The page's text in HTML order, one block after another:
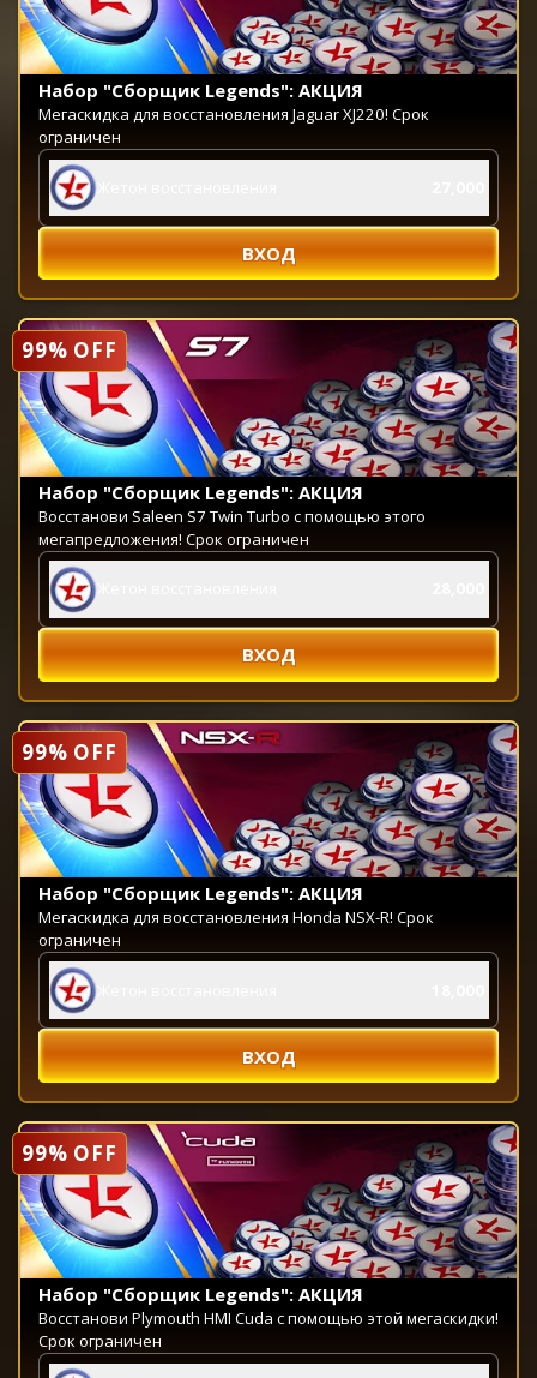
Набор "Сборщик Legends": АКЦИЯ
Мегаскидка для восстановления Jaguar XJ220! Срок
ограничен
ВХОД
99% OFF
Набор "Сборщик Legends": АКЦИЯ
Восстанови Saleen S7 Twin Turbo с помощью этого
мегапредложения! Срок ограничен
ВХОД
99% OFF
Набор "Сборщик Legends": АКЦИЯ
Мегаскидка для восстановления Honda NSX-R! Срок
ограничен
ВХОД
99% OFF
Набор "Сборщик Legends": АКЦИЯ
Восстанови Plymouth HMI Cuda с помощью этой мегаскидки!
Срок ограничен